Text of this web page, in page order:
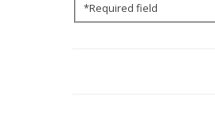
*Required field